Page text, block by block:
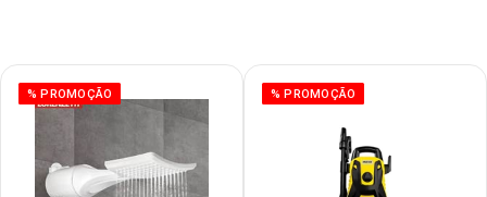
% PROMOÇÃO % PROMOÇÃO